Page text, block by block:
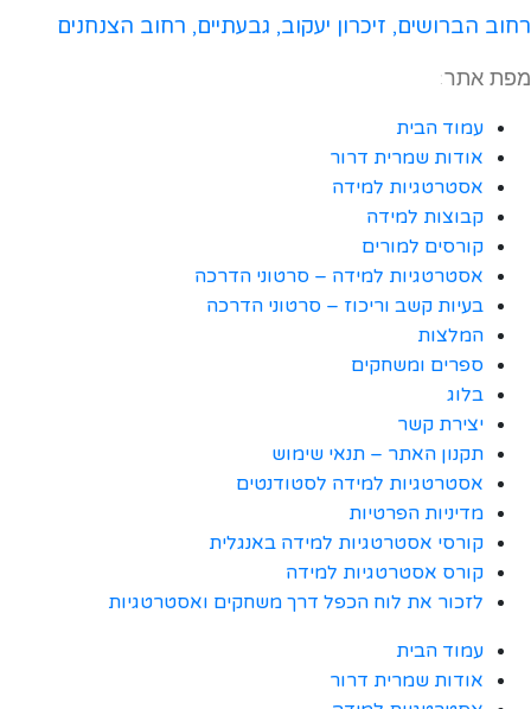
רחוב הברושים, זיכרון יעקוב, גבעתיים, רחוב הצנחנים
מפת אתר:
עמוד הבית
אודות שמרית דרור
אסטרטגיות למידה
קבוצות למידה
קורסים למורים
אסטרטגיות למידה – סרטוני הדרכה
בעיות קשב וריכוז – סרטוני הדרכה
המלצות
ספרים ומשחקים
בלוג
יצירת קשר
תקנון האתר – תנאי שימוש
אסטרטגיות למידה לסטודנטים
מדיניות הפרטיות
קורסי אסטרטגיות למידה באנגלית
קורס אסטרטגיות למידה
לזכור את לוח הכפל דרך משחקים ואסטרטגיות
עמוד הבית
אודות שמרית דרור